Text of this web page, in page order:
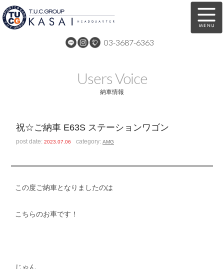
03-3687-6363
全国納車 特別作業
Users Voice
納車情報
祝☆ご納車 E63S ステーションワゴン
post date:2023.07.06 category:AMG
この度ご納車となりましたのは
こちらのお車です！
じゃん